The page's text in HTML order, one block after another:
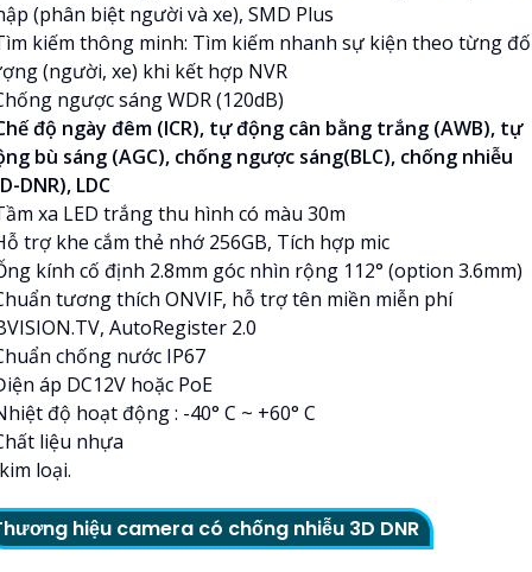
(phân biệt người và xe), SMD Plus
kiếm thông minh: Tìm kiếm nhanh sự kiện theo từng
(người, xe) khi kết hợp NVR
ngược sáng WDR (120dB)
độ ngày đêm (ICR), tự động cân bằng trắng (AWB), tự
bù sáng (AGC), chống ngược sáng(BLC), chống nhiễu
DNR), LDC
xa LED trắng thu hình có màu 30m
trợ khe cắm thẻ nhớ 256GB, Tích hợp mic
kính cố định 2.8mm góc nhìn rộng 112° (option 3.6mm)
tương thích ONVIF, hỗ trợ tên miền miễn phí
AutoRegister 2.0
chống nước IP67
áp DC12V hoặc PoE
độ hoạt động : -40° C ~ +60° C
liệu nhựa
loại.
hiệu camera có chống nhiễu 3D DNR